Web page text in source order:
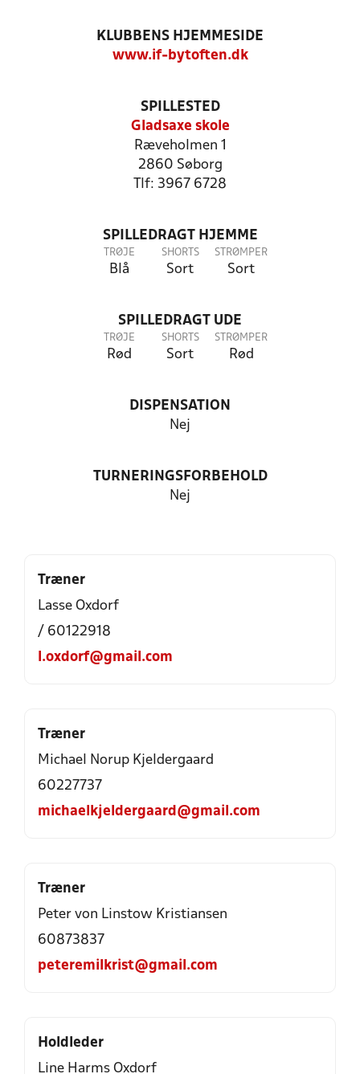
KLUBBENS HJEMMESIDE
www.if-bytoften.dk
SPILLESTED
Gladsaxe skole
Ræveholmen 1
2860 Søborg
Tlf: 3967 6728
SPILLEDRAGT HJEMME
TRØJE
Blå
SHORTS
Sort
STRØMPER
Sort
SPILLEDRAGT UDE
TRØJE
Rød
SHORTS
Sort
STRØMPER
Rød
DISPENSATION
Nej
TURNERINGSFORBEHOLD
Nej
Træner
Lasse Oxdorf
/ 60122918
l.oxdorf@gmail.com
Træner
Michael Norup Kjeldergaard
60227737
michaelkjeldergaard@gmail.com
Træner
Peter von Linstow Kristiansen
60873837
peteremilkrist@gmail.com
Holdleder
Line Harms Oxdorf